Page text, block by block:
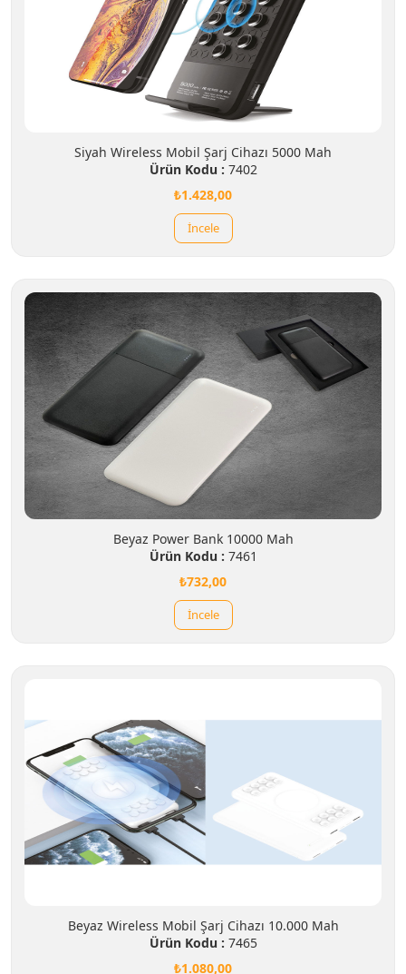
Siyah Wireless Mobil Şarj Cihazı 5000 Mah
Ürün Kodu : 7402
₺1.428,00
İncele
Beyaz Power Bank 10000 Mah
Ürün Kodu : 7461
₺732,00
İncele
Beyaz Wireless Mobil Şarj Cihazı 10.000 Mah
Ürün Kodu : 7465
₺1.080,00